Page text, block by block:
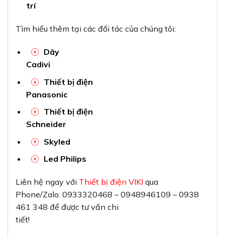
trí
Tìm hiểu thêm tại các đối tác của chúng tôi:
Dây
Cadivi
Thiết bị điện
Panasonic
Thiết bị điện
Schneider
Skyled
Led Philips
Liên hệ ngay với Thiết bị điện VIKI qua
Phone/Zalo: 0933320468 – 0948946109 – 0938
461 348 để được tư vấn chi
tiết!